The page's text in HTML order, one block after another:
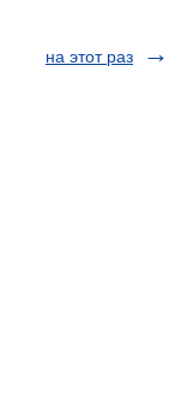
на этот раз